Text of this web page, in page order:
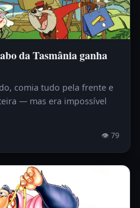
da Tasmânia ganha
comia tudo pela frente e
— mas era impossível
👁 79